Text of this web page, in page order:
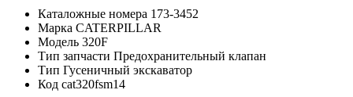
Каталожные номера 173-3452
Марка CATERPILLAR
Модель 320F
Тип запчасти Предохранительный клапан
Тип Гусеничный экскаватор
Код cat320fsm14